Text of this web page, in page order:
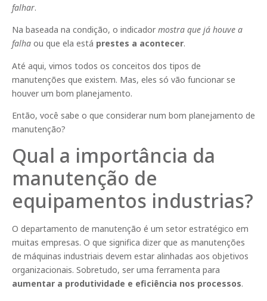
falhar.
Na baseada na condição, o indicador mostra que já houve a
falha ou que ela está prestes a acontecer.
Até aqui, vimos todos os conceitos dos tipos de
manutenções que existem. Mas, eles só vão funcionar se
houver um bom planejamento.
Então, você sabe o que considerar num bom planejamento de
manutenção?
Qual a importância da
manutenção de
equipamentos industrias?
O departamento de manutenção é um setor estratégico em
muitas empresas. O que significa dizer que as manutenções
de máquinas industriais devem estar alinhadas aos objetivos
organizacionais. Sobretudo, ser uma ferramenta para
aumentar a produtividade e eficiência nos processos.